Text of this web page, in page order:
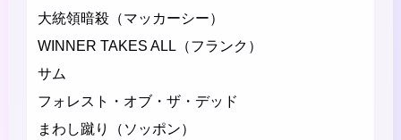
大統領暗殺（マッカーシー）
WINNER TAKES ALL（フランク）
サム
フォレスト・オブ・ザ・デッド
まわし蹴り（ソッポン）